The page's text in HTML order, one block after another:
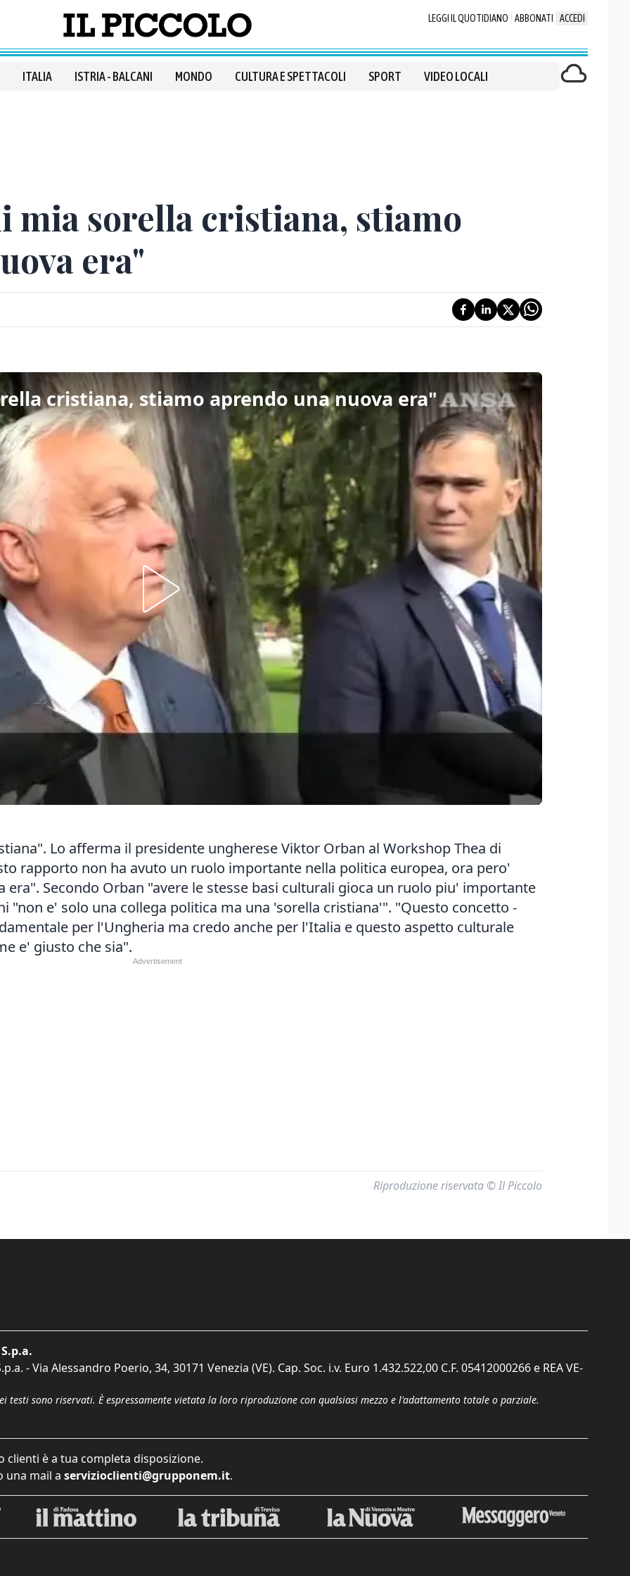
LEGGI IL QUOTIDIANO ABBONATI ACCEDI
ITALIA ISTRIA - BALCANI MONDO CULTURA E SPETTACOLI SPORT VIDEO LOCALI
mia sorella cristiana, stiamo
era"
cristiana, stiamo aprendo una nuova era"
Lo afferma il presidente ungherese Viktor Orban al Workshop Thea di
rapporto non ha avuto un ruolo importante nella politica europea, ora pero'
era". Secondo Orban "avere le stesse basi culturali gioca un ruolo piu' importante
"non e' solo una collega politica ma una 'sorella cristiana'". "Questo concetto -
per l'Ungheria ma credo anche per l'Italia e questo aspetto culturale
e' giusto che sia".
Riproduzione riservata © Il Piccolo
- Via Alessandro Poerio, 34, 30171 Venezia (VE). Cap. Soc. i.v. Euro 1.432.522,00 C.F. 05412000266 e REA VE-
testi sono riservati. È espressamente vietata la loro riproduzione con qualsiasi mezzo e l'adattamento totale o parziale.
clienti è a tua completa disposizione.
una mail a servizioclienti@grupponem.it.